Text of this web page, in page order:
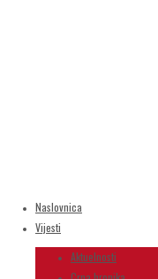
Naslovnica
Vijesti
Aktuelnosti